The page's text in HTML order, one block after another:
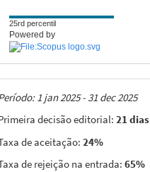
25rd percentil
Powered by
1 jan 2025 - 31 dec 2025
decisão editorial: 21 dias
de aceitação: 24%
de rejeição na entrada: 65%